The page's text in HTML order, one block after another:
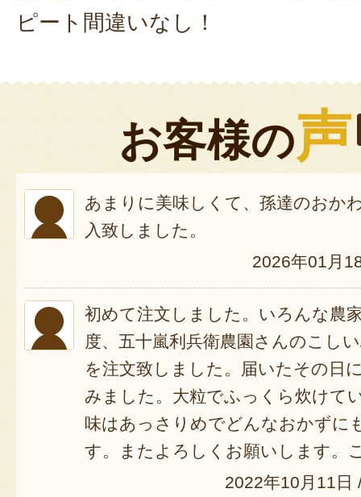
ピート間違いなし！
お客様の声
あまりに美味しくて、孫達のおか
入致しました。
2026年01月
初めて注文しました。いろんな農
度、五十嵐利兵衛農園さんのこし
を注文致しました。届いたその日
みました。大粒でふっくら炊けて
味はあっさりめでどんなおかずに
す。またよろしくお願いします。
2022年10月11日